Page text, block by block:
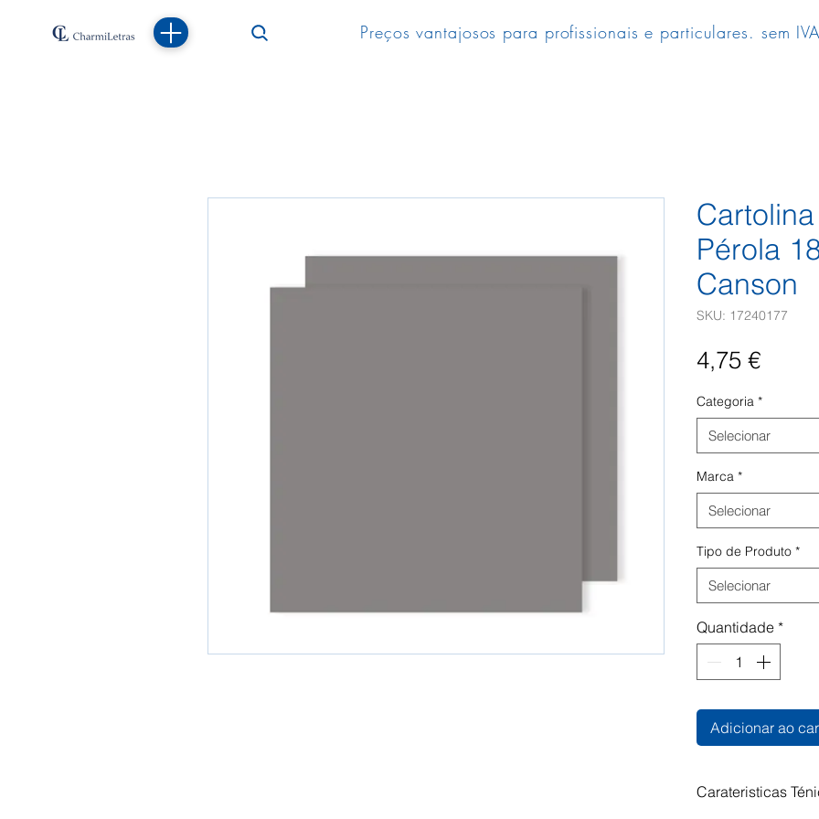
Preços vantajosos para profissionais e particulares. sem
Pérola
Canson
SKU: 17240177
4,75 €Preço
Categoria *
Selecionar
Marca *
Selecionar
Tipo de Produto *
Selecionar
Quantidade *
Adicionar ao
Carateristicas